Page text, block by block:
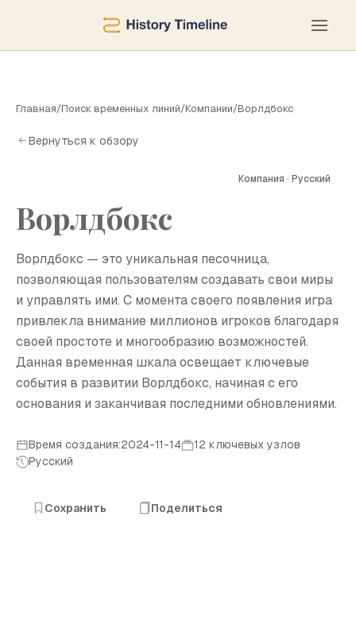
Главная/Поиск временных линий/Компании/Ворлдбокс
Вернуться к обзору
Компания · Русский
Ворлдбокс
Ворлдбокс — это уникальная песочница,
позволяющая пользователям создавать свои миры
и управлять ими. С момента своего появления игра
привлекла внимание миллионов игроков благодаря
своей простоте и многообразию возможностей.
Данная временная шкала освещает ключевые
события в развитии Ворлдбокс, начиная с его
основания и заканчивая последними обновлениями.
Время создания:2024-11-14
12 ключевых узлов
Русский
Сохранить Поделиться